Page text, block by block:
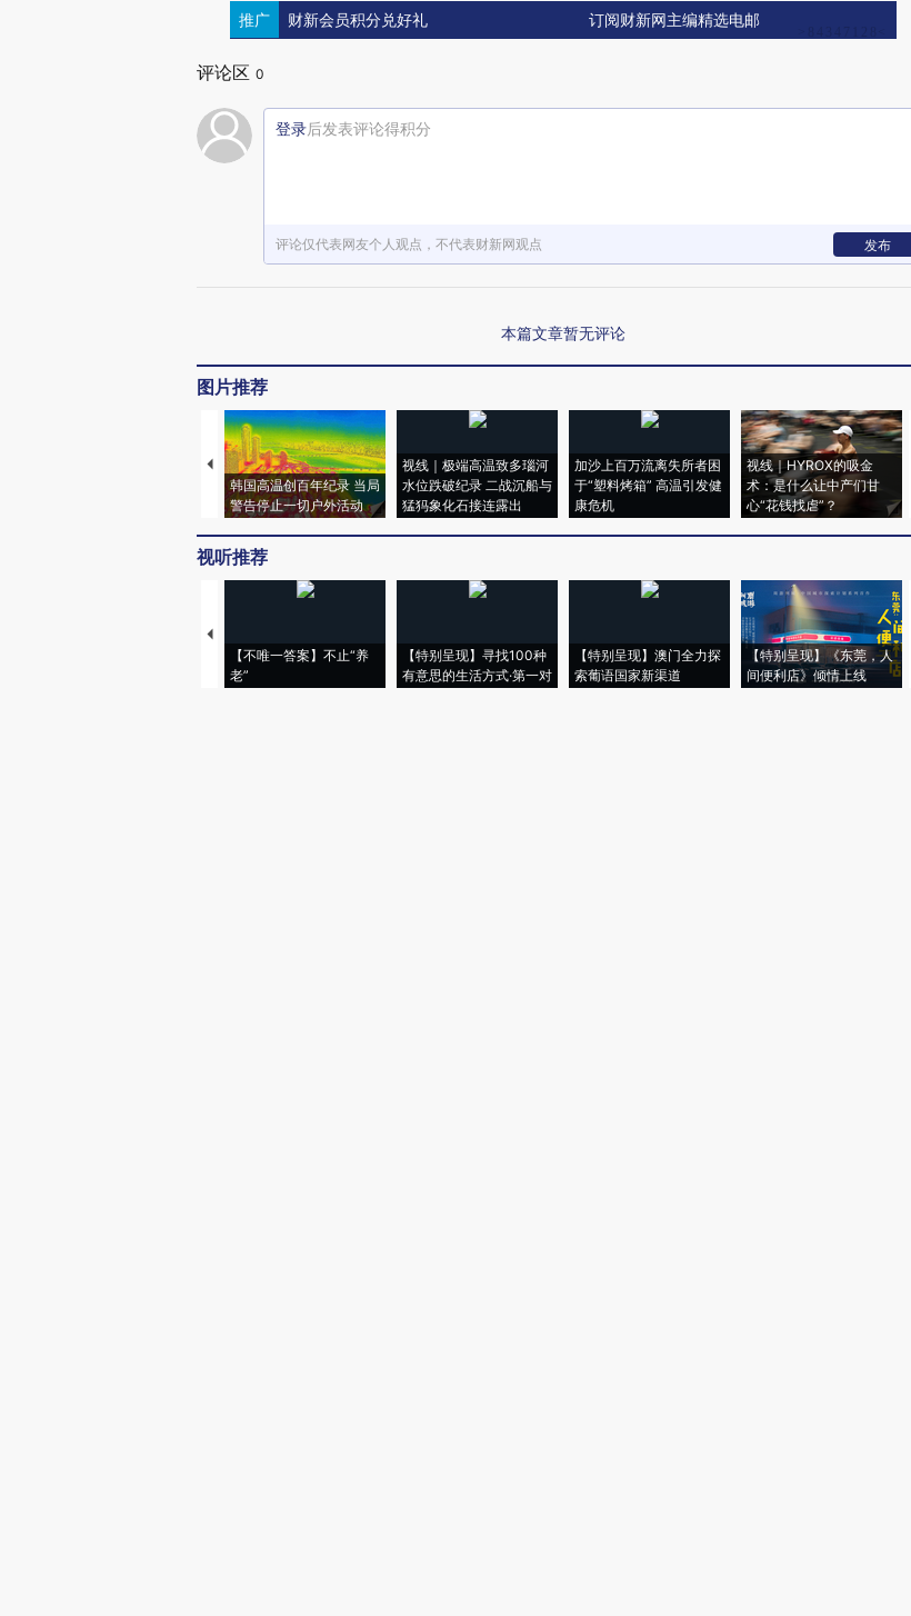
推广 财新会员积分兑好礼 订阅财新网主编精选电邮
评论区 0
登录后发表评论得积分
评论仅代表网友个人观点，不代表财新网观点 发布
本篇文章暂无评论
图片推荐
韩国高温创百年纪录 当局
警告停止一切户外活动
视线｜极端高温致多瑙河
水位跌破纪录 二战沉船与
猛犸象化石接连露出
加沙上百万流离失所者困
于“塑料烤箱” 高温引发健
康危机
视线｜HYROX的吸金
术：是什么让中产们甘
心“花钱找虐”？
视听推荐
【不唯一答案】不止“养
老”
【特别呈现】寻找100种
有意思的生活方式·第一对
【特别呈现】澳门全力探
索葡语国家新渠道
【特别呈现】《东莞，人
间便利店》倾情上线